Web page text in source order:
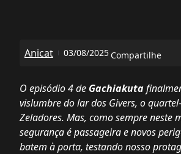
Anicat 03/08/2025 Compartilhe
O episódio 4 de Gachiakuta
vislumbre do lar dos Givers, o
Zeladores. Mas, como sempre neste
segurança é passageira e novos
batem à porta, testando nosso